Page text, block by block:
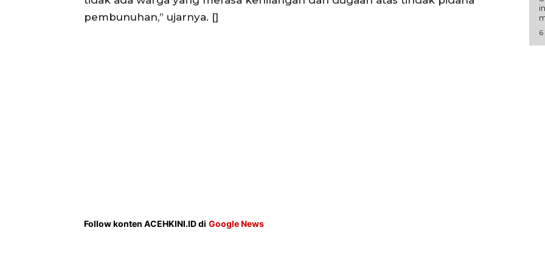
pembunuhan,” ujarnya. []
Follow konten ACEHKINI.ID di Google News